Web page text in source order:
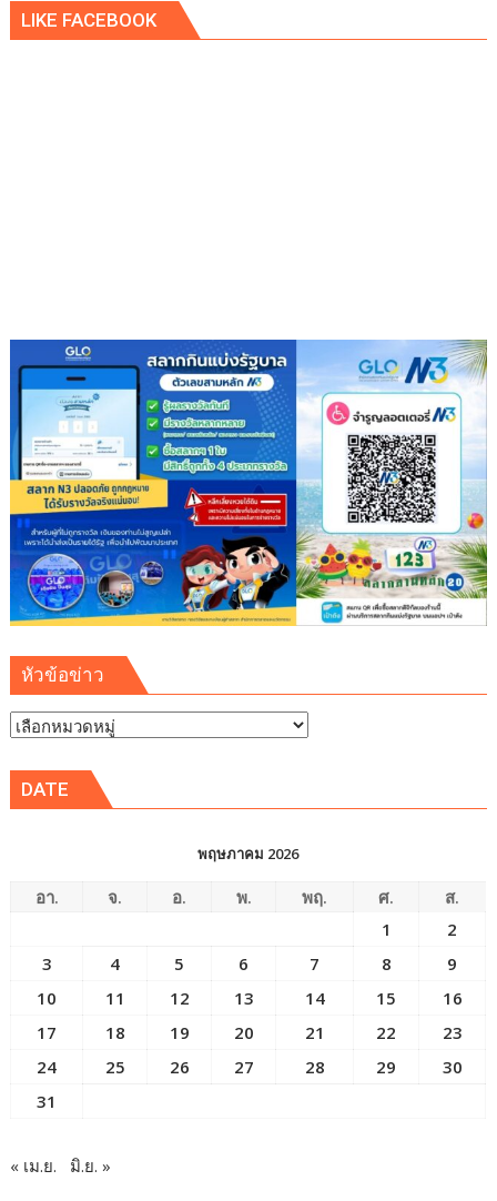
LIKE FACEBOOK
หัวข้อข่าว
หัวข้อ
DATE
พฤษภาคม 2026
อา. จ. อ. พ. พฤ. ศ.
ส.
1
2
3
4 5 6 7 8
9
10
11 12 13 14 15
16
17
18 19 20 21 22
23
24
25 26 27 28 29
30
31
« เม.ย. มิ.ย. »